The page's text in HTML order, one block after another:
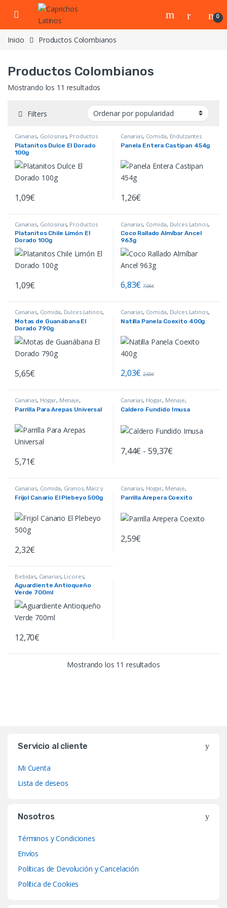
Skip to navigation
Skip to content
0
Inicio Productos Colombianos
Productos Colombianos
Mostrando los 11 resultados
Filters
Canarias, Golosinas, Productos
Venezolanos,Snacks Salados
Platanitos Dulce El Dorado
100g
1,09€
Canarias, Comida, Endulzantes
Colombianos
Panela Entera Castipan 454g
1,26€
Canarias, Golosinas, Productos
Colombianos, Productos
Venezolanos,Snacks Salados
Platanitos Chile Limón El
Dorado 100g
1,09€
Canarias, Comida, Dulces Latinos,
Productos Colombianos
Coco Rallado Almíbar Ancel
963g
6,83€ 7,06€
Canarias, Comida, Dulces Latinos,
Productos Colombianos ,
Productos Venezolanos
Motas de Guanábana El
Dorado 790g
5,65€
Canarias, Comida, Dulces Latinos,
Productos Colombianos
Natilla Panela Coexito 400g
2,03€ 2,50€
Canarias, Hogar, Menaje,
Productos Colombianos
Productos Venezolanos
Parrilla Para Arepas Universal
5,71€
Canarias, Hogar, Menaje,
Productos Colombianos
Productos Venezolanos
Caldero Fundido Imusa
7,44€ - 59,37€
Este producto tiene múltiples
Canarias, Comida, Granos, Maíz y
Colombianos
Frijol Canario El Plebeyo 500g
2,32€
Canarias, Hogar, Menaje,
Productos Colombianos
Productos Venezolanos
Parrilla Arepera Coexito
2,59€
Bebidas, Canarias, Licores,
Productos Colombianos
Aguardiente Antioqueño
Verde 700ml
12,70€
Mostrando los 11 resultadosOrdenado por
Servicio al cliente
Mi Cuenta
Lista de deseos
Nosotros
Términos y Condiciones
Envíos
Políticas de Devolución y Cancelación
Política de Cookies